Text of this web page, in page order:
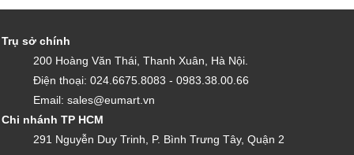
Trụ sở chính
200 Hoàng Văn Thái, Thanh Xuân, Hà Nội.
Điện thoại: 024.6675.8083 - 0983.38.00.66
Email: sales@eumart.vn
Chi nhánh TP HCM
291 Nguyễn Duy Trinh, P. Bình Trưng Tây, Quận 2